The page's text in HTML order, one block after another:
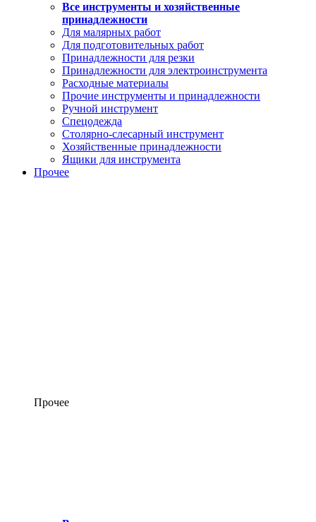
Все инструменты и хозяйственные
принадлежности
Для малярных работ
Для подготовительных работ
Принадлежности для резки
Принадлежности для электроинструмента
Расходные материалы
Прочие инструменты и принадлежности
Ручной инструмент
Спецодежда
Столярно-слесарный инструмент
Хозяйственные принадлежности
Ящики для инструмента
Прочее
Прочее